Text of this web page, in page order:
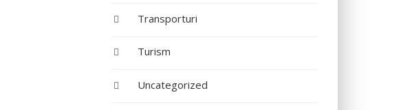
Transporturi
Turism
Uncategorized